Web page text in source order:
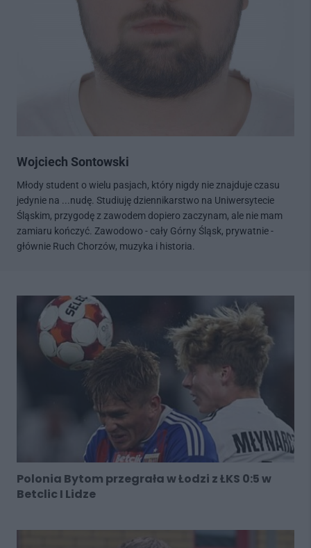
Wojciech Sontowski
Młody student o wielu pasjach, który nigdy nie znajduje czasu
jedynie na ...nudę. Studiuję dziennikarstwo na Uniwersytecie
Śląskim, przygodę z zawodem dopiero zaczynam, ale nie mam
zamiaru kończyć. Zawodowo - cały Górny Śląsk, prywatnie -
głównie Ruch Chorzów, muzyka i historia.
Polonia Bytom przegrała w Łodzi z ŁKS 0:5 w
Betclic I Lidze